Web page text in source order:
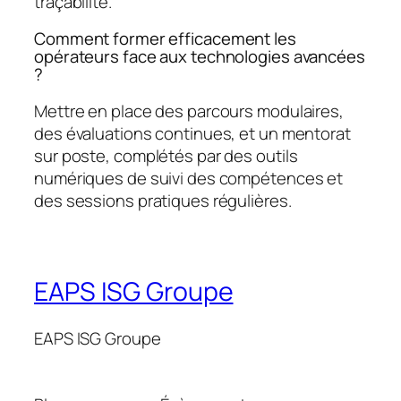
Comment former efficacement les
opérateurs face aux technologies avancées
?
Mettre en place des parcours modulaires,
des évaluations continues, et un mentorat
sur poste, complétés par des outils
numériques de suivi des compétences et
des sessions pratiques régulières.
EAPS ISG Groupe
EAPS ISG Groupe